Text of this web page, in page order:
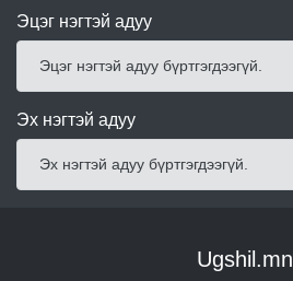
Эцэг нэгтэй адуу
Эцэг нэгтэй адуу бүртгэгдээгүй.
Эх нэгтэй адуу
Эх нэгтэй адуу бүртгэгдээгүй.
Ugshil.mn